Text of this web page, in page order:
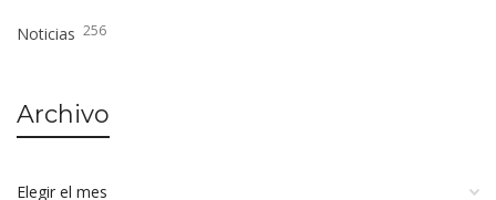
Noticias 256
Archivo